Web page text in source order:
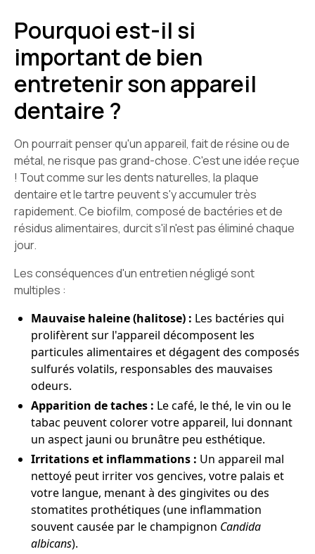
Pourquoi est-il si
important de bien
entretenir son appareil
dentaire ?
On pourrait penser qu'un appareil, fait de résine ou de
métal, ne risque pas grand-chose. C'est une idée reçue
! Tout comme sur les dents naturelles, la plaque
dentaire et le tartre peuvent s'y accumuler très
rapidement. Ce biofilm, composé de bactéries et de
résidus alimentaires, durcit s'il n'est pas éliminé chaque
jour.
Les conséquences d'un entretien négligé sont
multiples :
Mauvaise haleine (halitose) : Les bactéries qui
prolifèrent sur l'appareil décomposent les
particules alimentaires et dégagent des composés
sulfurés volatils, responsables des mauvaises
odeurs.
Apparition de taches : Le café, le thé, le vin ou le
tabac peuvent colorer votre appareil, lui donnant
un aspect jauni ou brunâtre peu esthétique.
Irritations et inflammations : Un appareil mal
nettoyé peut irriter vos gencives, votre palais et
votre langue, menant à des gingivites ou des
stomatites prothétiques (une inflammation
souvent causée par le champignon Candida
albicans).